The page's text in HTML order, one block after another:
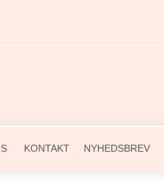
KONTAKT NYHEDSBREV